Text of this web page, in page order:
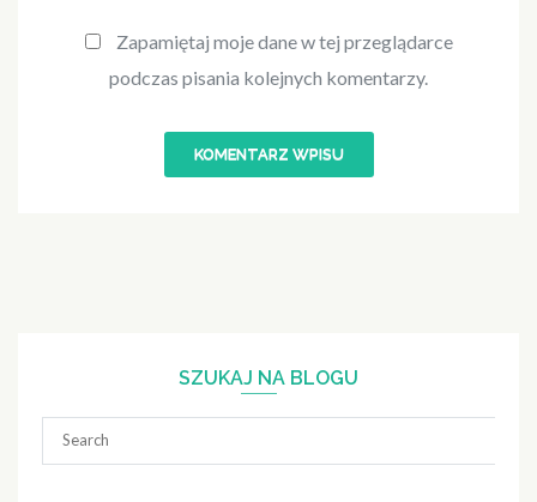
Zapamiętaj moje dane w tej przeglądarce
podczas pisania kolejnych komentarzy.
SZUKAJ NA BLOGU
for: